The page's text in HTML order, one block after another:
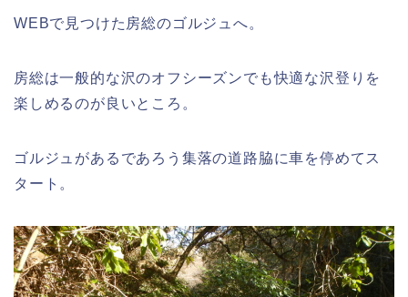
WEBで見つけた房総のゴルジュへ。
房総は一般的な沢のオフシーズンでも快適な沢登りを
楽しめるのが良いところ。
ゴルジュがあるであろう集落の道路脇に車を停めてス
タート。